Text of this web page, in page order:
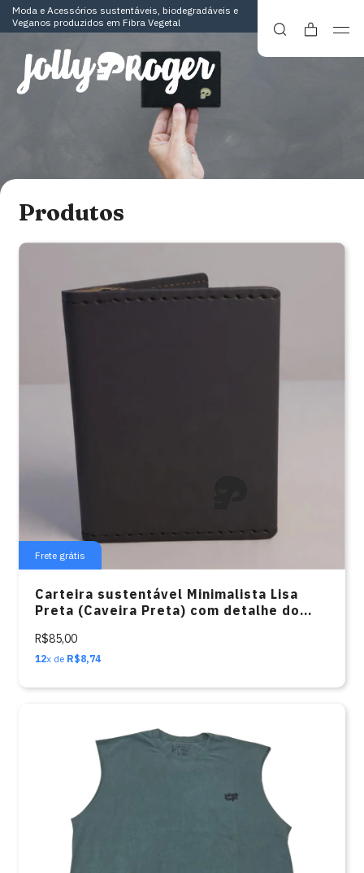
Moda e Acessórios sustentáveis, biodegradáveis e
Veganos produzidos em Fibra Vegetal
Produtos
Frete grátis
Carteira sustentável Minimalista Lisa
Preta (Caveira Preta) com detalhe do
R$85,00
12x de R$8,74